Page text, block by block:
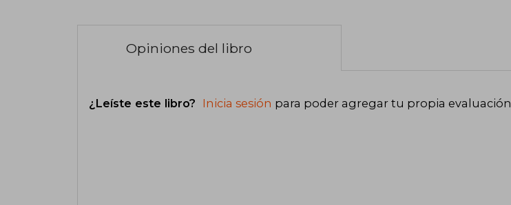
Opiniones del libro
¿Leíste este libro? Inicia sesión para poder agregar tu propia evaluación